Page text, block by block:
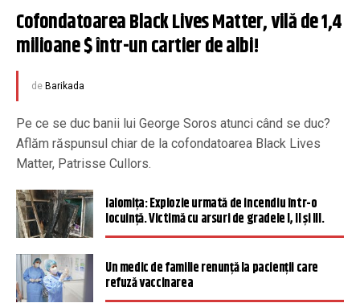
Cofondatoarea Black Lives Matter, vilă de 1,4
milioane $ într-un cartier de albi!
de Barikada
Pe ce se duc banii lui George Soros atunci când se duc?
Aflăm răspunsul chiar de la cofondatoarea Black Lives
Matter, Patrisse Cullors.
Ialomiţa: Explozie urmată de incendiu într-o
locuinţă. Victimă cu arsuri de gradele I, II şi III.
Un medic de familie renunță la pacienții care
refuză vaccinarea